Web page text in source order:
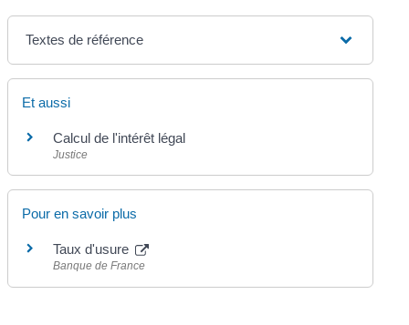
Textes de référence
Et aussi
Calcul de l'intérêt légal
Justice
Pour en savoir plus
Taux d'usure
Banque de France